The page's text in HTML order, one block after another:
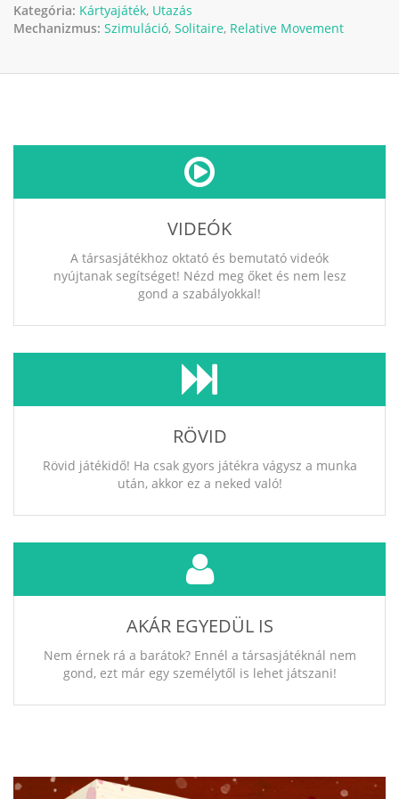
Kategória: Kártyajáték, Utazás
Mechanizmus: Szimuláció, Solitaire, Relative Movement
VIDEÓK
A társasjátékhoz oktató és bemutató videók
nyújtanak segítséget! Nézd meg őket és nem lesz
gond a szabályokkal!
RÖVID
Rövid játékidő! Ha csak gyors játékra vágysz a munka
után, akkor ez a neked való!
AKÁR EGYEDÜL IS
Nem érnek rá a barátok? Ennél a társasjátéknál nem
gond, ezt már egy személytől is lehet játszani!